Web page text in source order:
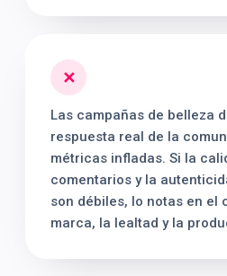
✕
Las campañas de belleza
respuesta real de la
métricas infladas. Si la
comentarios y la
son débiles, lo notas en el
marca, la lealtad y la